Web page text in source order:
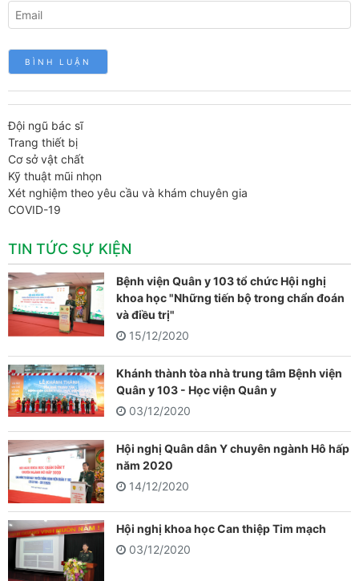
Đội ngũ bác sĩ
Trang thiết bị
Cơ sở vật chất
Kỹ thuật mũi nhọn
Xét nghiệm theo yêu cầu và khám chuyên gia
COVID-19
TIN TỨC SỰ KIỆN
Bệnh viện Quân y 103 tổ chức Hội nghị
khoa học "Những tiến bộ trong chẩn đoán
và điều trị"
15/12/2020
Khánh thành tòa nhà trung tâm Bệnh viện
Quân y 103 - Học viện Quân y
03/12/2020
Hội nghị Quân dân Y chuyên ngành Hô hấp
năm 2020
14/12/2020
Hội nghị khoa học Can thiệp Tim mạch
03/12/2020